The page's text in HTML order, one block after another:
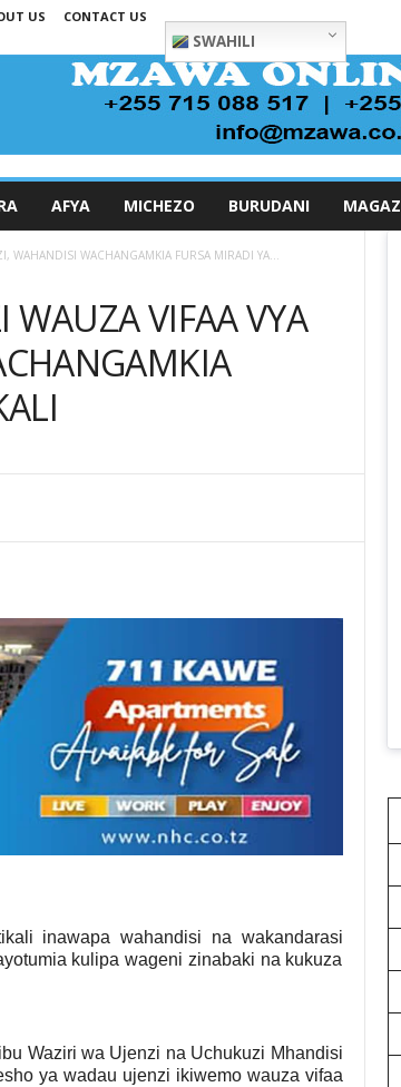
US CONTACT US
SWAHILI
AFYA MICHEZO BURUDANI
WAHANDISI WACHANGAMKIA FURSA MIRADI YA...
WAUZA VIFAA VYA
inawapa wahandisi na wakandarasi
kulipa wageni zinabaki na kukuza
Waziri wa Ujenzi na Uchukuzi Mhandisi
ya wadau ujenzi ikiwemo wauza vifaa